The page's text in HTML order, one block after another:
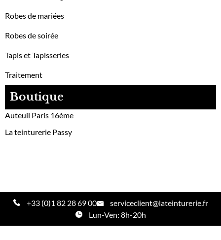
Robes de mariées
Robes de soirée
Tapis et Tapisseries
Traitement
Boutique
Auteuil Paris 16ème
La teinturerie Passy
+33 (0)1 82 28 69 00
serviceclient@lateinturerie.fr
Lun-Ven: 8h-20h